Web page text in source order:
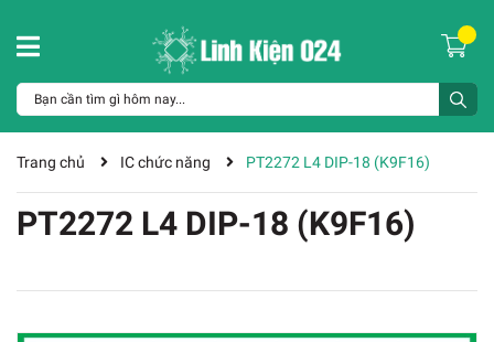
Trang chủ IC chức năng PT2272 L4 DIP-18 (K9F16)
PT2272 L4 DIP-18 (K9F16)